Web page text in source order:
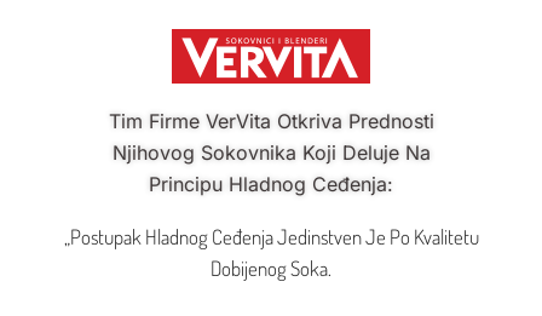
Tim Firme VerVita Otkriva Prednosti
Njihovog Sokovnika Koji Deluje Na
Principu Hladnog Ceđenja:
„Postupak Hladnog Ceđenja Jedinstven Je Po Kvalitetu
Dobijenog Soka.